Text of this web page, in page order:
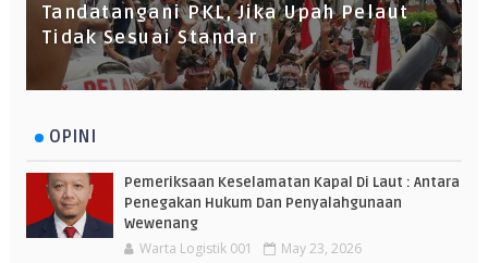
Tandatangani PKL, Jika Upah Pelaut
Tidak Sesuai Standar
OPINI
Pemeriksaan Keselamatan Kapal Di Laut : Antara
Penegakan Hukum Dan Penyalahgunaan
Wewenang
Warta Logistik 001 May 23, 2026